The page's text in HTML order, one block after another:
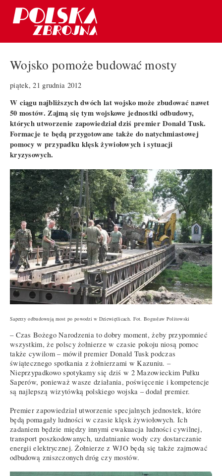
Wojsko pomoże budować mosty
piątek, 21 grudnia 2012
W ciągu najbliższych dwóch lat wojsko może zbudować nawet
50 mostów. Zajmą się tym wojskowe jednostki odbudowy,
których utworzenie zapowiedział dziś premier Donald Tusk.
Formacje te będą przygotowane także do natychmiastowej
pomocy w przypadku klęsk żywiołowych i sytuacji
kryzysowych.
Saperzy odbudowują most po powodzi w Dziewiętlicach. Fot. Bogusław Politowski
– Czas Bożego Narodzenia to dobry moment, żeby przypomnieć
wszystkim, że polscy żołnierze w czasie pokoju niosą pomoc
także cywilom – mówił premier Donald Tusk podczas
świątecznego spotkania z żołnierzami w Kazuniu. –
Nieprzypadkowo spotykamy się dziś w 2 Mazowieckim Pułku
Saperów, ponieważ wasze działania, poświęcenie i kompetencje
są najlepszą wizytówką polskiego wojska – dodał premier.
Premier zapowiedział utworzenie specjalnych jednostek, które
będą pomagały ludności w czasie klęsk żywiołowych. Ich
zadaniem będzie między innymi ewakuacja ludności cywilnej,
transport poszkodowanych, uzdatnianie wody czy dostarczanie
energii elektrycznej. Żołnierze z WJO będą się także zajmować
odbudową zniszczonych dróg czy mostów.